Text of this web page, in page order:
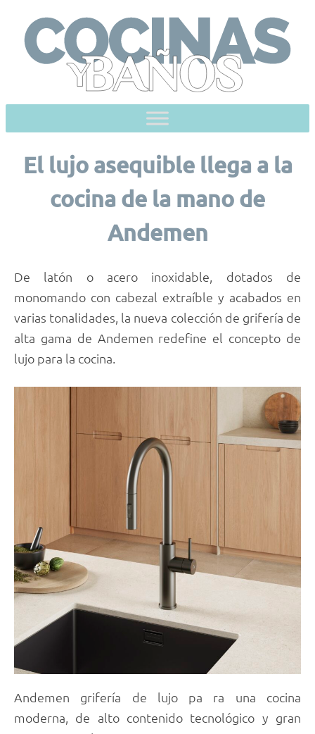
content
El lujo asequible llega a la
cocina de la mano de
Andemen
De latón o acero inoxidable, dotados de
monomando con cabezal extraíble y acabados en
varias tonalidades, la nueva colección de grifería de
alta gama de Andemen redefine el concepto de
lujo para la cocina.
Andemen grifería de lujo pa ra una cocina
moderna, de alto contenido tecnológico y gran